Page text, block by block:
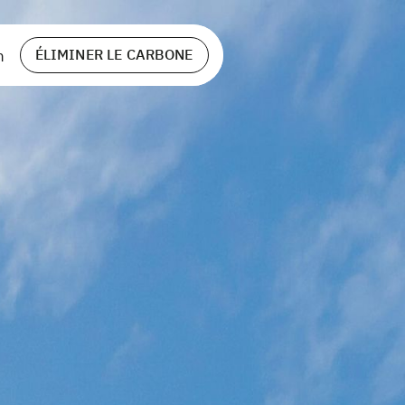
ÉLIMINER LE CARBONE